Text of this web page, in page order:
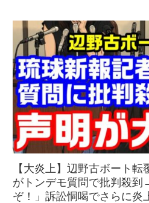
【大炎上】辺野古ボート
がトンデモ質問で批判殺
ぞ！」訴訟恫喝でさらに炎